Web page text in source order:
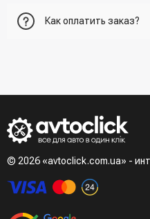
корзину и указать всю
наберет менеджер для
Третий вариант - сделать
при разговоре с менеджером
Четвертый вариант -
мессенджеры (viber, telegram)
Как оплатить заказ?
- LiqPay при оформлении
© 2026 «avtoclick.com.ua» -